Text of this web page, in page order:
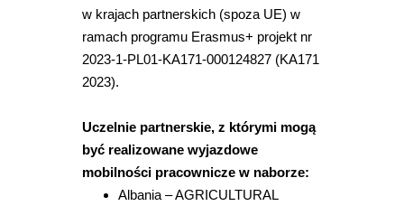
w krajach partnerskich (spoza UE) w
ramach programu Erasmus+ projekt nr
2023-1-PL01-KA171-000124827 (KA171
2023).
Uczelnie partnerskie, z którymi mogą
być realizowane wyjazdowe
mobilności pracownicze w naborze:
Albania – AGRICULTURAL